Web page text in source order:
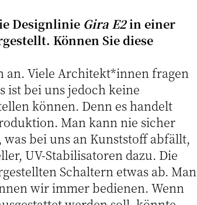
Designlinie Gira E2in einer
Können Sie diese
an. Viele Architekt*innen fragen
ist bei uns jedoch keine
können. Denn es handelt
Man kann nie sicher
bei uns an Kunststoff abfällt,
UV-Stabilisatoren dazu. Die
Schaltern etwas ab. Man
wir immer bedienen. Wenn